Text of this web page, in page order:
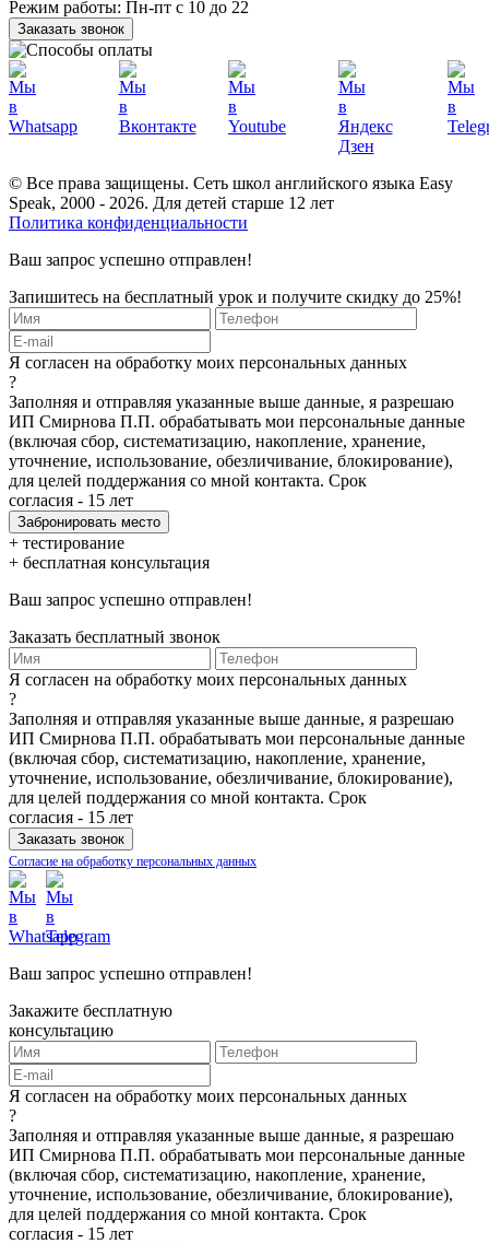
Режим работы: Пн-пт с 10 до 22
Заказать звонок
© Все права защищены. Сеть школ английского языка Easy
Speak, 2000 - 2026. Для детей старше 12 лет
Политика конфиденциальности
Ваш запрос успешно отправлен!
Запишитесь на бесплатный урок и получите скидку до 25%!
Я согласен на обработку моих персональных данных
?
Заполняя и отправляя указанные выше данные, я разрешаю
ИП Смирнова П.П. обрабатывать мои персональные данные
(включая сбор, систематизацию, накопление, хранение,
уточнение, использование, обезличивание, блокирование),
для целей поддержания со мной контакта. Срок
согласия - 15 лет
+ тестирование
+ бесплатная консультация
Ваш запрос успешно отправлен!
Заказать бесплатный звонок
Я согласен на обработку моих персональных данных
?
Заполняя и отправляя указанные выше данные, я разрешаю
ИП Смирнова П.П. обрабатывать мои персональные данные
(включая сбор, систематизацию, накопление, хранение,
уточнение, использование, обезличивание, блокирование),
для целей поддержания со мной контакта. Срок
согласия - 15 лет
Согласие на обработку персональных данных
Ваш запрос успешно отправлен!
Закажите бесплатную
консультацию
Я согласен на обработку моих персональных данных
?
Заполняя и отправляя указанные выше данные, я разрешаю
ИП Смирнова П.П. обрабатывать мои персональные данные
(включая сбор, систематизацию, накопление, хранение,
уточнение, использование, обезличивание, блокирование),
для целей поддержания со мной контакта. Срок
согласия - 15 лет